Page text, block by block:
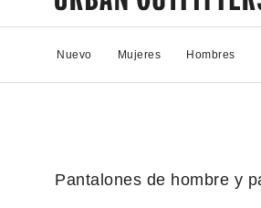
Nuevo Mujeres Hombres
Pantalones de hombre y